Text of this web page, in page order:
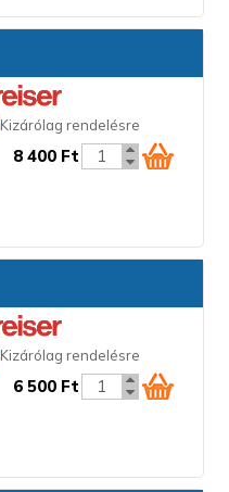
Kizárólag rendelésre
8 400 Ft
Kizárólag rendelésre
6 500 Ft